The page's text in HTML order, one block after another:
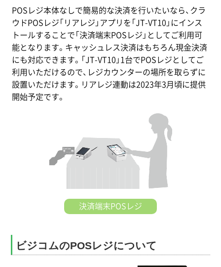
POSレジ本体なしで簡易的な決済を行いたいなら、クラ
ウドPOSレジ「リアレジ」アプリを「JT-VT10」にインス
トールすることで「決済端末POSレジ」としてご利用可
能となります。キャッシュレス決済はもちろん現金決済
にも対応できます。「JT-VT10」1台でPOSレジとしてご
利用いただけるので、レジカウンターの場所を取らずに
設置いただけます。リアレジ連動は2023年3月頃に提供
開始予定です。
決済端末POSレジ
ビジコムのPOSレジについて